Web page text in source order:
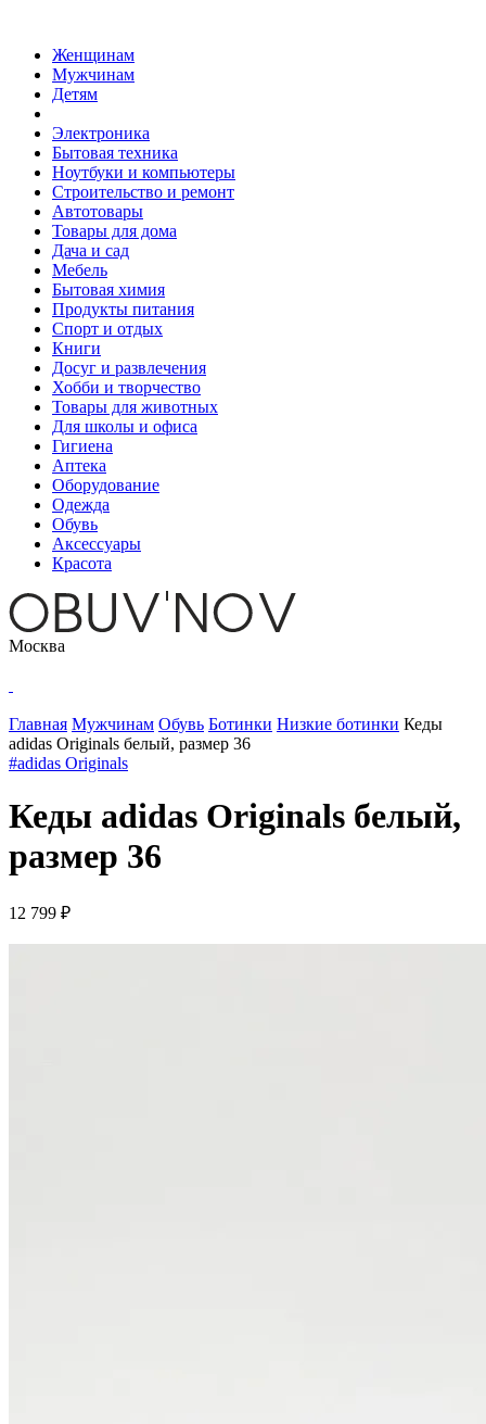
Женщинам
Мужчинам
Детям
Электроника
Бытовая техника
Ноутбуки и компьютеры
Строительство и ремонт
Автотовары
Товары для дома
Дача и сад
Мебель
Бытовая химия
Продукты питания
Спорт и отдых
Книги
Досуг и развлечения
Хобби и творчество
Товары для животных
Для школы и офиса
Гигиена
Аптека
Оборудование
Одежда
Обувь
Аксессуары
Красота
Москва
Главная Мужчинам Обувь Ботинки Низкие ботинки Кеды
adidas Originals белый, размер 36
#adidas Originals
Кеды adidas Originals белый,
размер 36
12 799 ₽